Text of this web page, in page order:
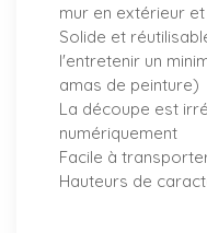
mur en extérieur
Solide et
l'entretenir un
amas de peinture)
La découpe est
numériquement
Facile à
Hauteurs de